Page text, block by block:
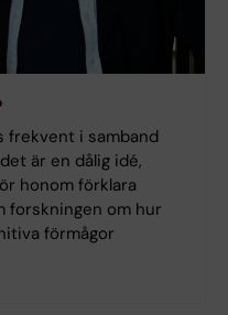
frekvent i samband
är en dålig idé,
honom förklara
forskningen om hur
förmågor